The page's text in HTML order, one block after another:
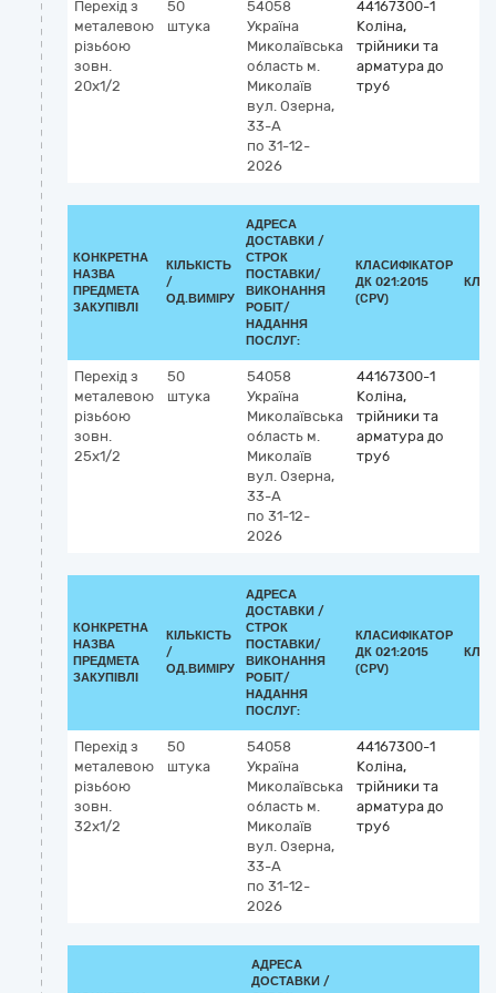
Перехід з
металевою
різьбою
зовн.
20х1/2
50
штука
54058
Україна
Миколаївська
область м.
Миколаїв
вул. Озерна,
33-А
по 31-12-
2026
44167300-1
Коліна,
трійники та
арматура до
труб
КОНКРЕТНА
НАЗВА
ПРЕДМЕТА
ЗАКУПІВЛІ
КІЛЬКІСТЬ
/
ОД.ВИМІРУ
АДРЕСА
ДОСТАВКИ /
СТРОК
ПОСТАВКИ/
ВИКОНАННЯ
РОБІТ/
НАДАННЯ
ПОСЛУГ:
КЛАСИФІКАТОР
ДК 021:2015
(CPV)
Перехід з
металевою
різьбою
зовн.
25х1/2
50
штука
54058
Україна
Миколаївська
область м.
Миколаїв
вул. Озерна,
33-А
по 31-12-
2026
44167300-1
Коліна,
трійники та
арматура до
труб
КОНКРЕТНА
НАЗВА
ПРЕДМЕТА
ЗАКУПІВЛІ
КІЛЬКІСТЬ
/
ОД.ВИМІРУ
АДРЕСА
ДОСТАВКИ /
СТРОК
ПОСТАВКИ/
ВИКОНАННЯ
РОБІТ/
НАДАННЯ
ПОСЛУГ:
КЛАСИФІКАТОР
ДК 021:2015
(CPV)
Перехід з
металевою
різьбою
зовн.
32х1/2
50
штука
54058
Україна
Миколаївська
область м.
Миколаїв
вул. Озерна,
33-А
по 31-12-
2026
44167300-1
Коліна,
трійники та
арматура до
труб
АДРЕСА
ДОСТАВКИ /